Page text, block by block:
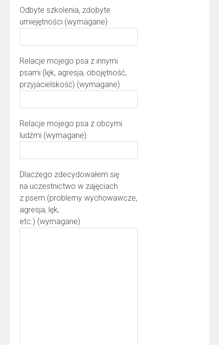
Odbyte szkolenia, zdobyte
umiejętności (wymagane)
Relacje mojego psa z innymi
psami (lęk, agresja, obojętność,
przyjacielskość) (wymagane)
Relacje mojego psa z obcymi
ludźmi (wymagane)
Dlaczego zdecydowałem się
na uczestnictwo w zajęciach
z psem (problemy wychowawcze,
agresja, lęk,
etc.) (wymagane)